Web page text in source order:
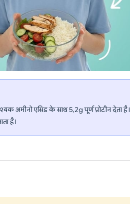
अमीनो एसिड के साथ 5,2g पूर्ण प्रोटीन देता है।
है।